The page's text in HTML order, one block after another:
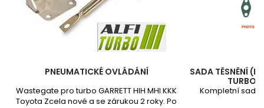
PNEUMATICKÉ OVLÁDÁNÍ
Wastegate pro turbo GARRETT HIH MHI KKK
Toyota Zcela nové a se zárukou 2 roky. Po
SADA TĚSNĚNÍ
Kompletní sada